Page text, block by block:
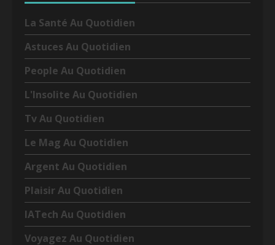
La Santé Au Quotidien
Astuces Au Quotidien
People Au Quotidien
L'Insolite Au Quotidien
Tv Au Quotidien
Le Mag Au Quotidien
Argent Au Quotidien
Plaisir Au Quotidien
IATech Au Quotidien
Voyagez Au Quotidien